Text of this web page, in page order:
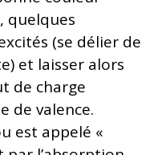
quelques
(se délier de
et laisser alors
de charge
de valence.
est appelé «